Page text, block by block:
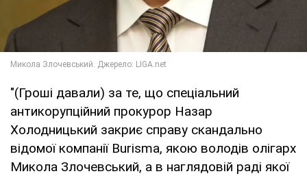
"(Гроші давали) за те, що спеціальний
антикорупційний прокурор Назар
Холодницький закриє справу скандально
відомої компанії Burisma, якою володів олігарх
Микола Злочевський, а в наглядовій раді якої